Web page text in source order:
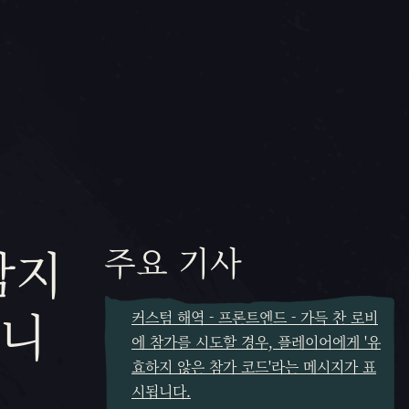
주요 기사
커스텀 해역 - 프론트엔드 - 가득 찬 로비
에 참가를 시도할 경우, 플레이어에게 '유
효하지 않은 참가 코드'라는 메시지가 표
시됩니다.